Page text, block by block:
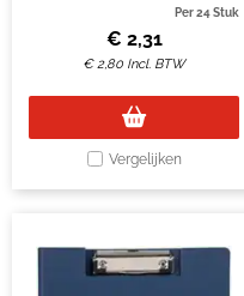
Per 24 Stuk
€ 2,31
€2,80 Incl. BTW
Vergelijken